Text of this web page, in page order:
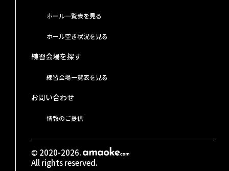
ホール一覧表を見る
ホール空き状況を見る
練習会場を探す
練習会場一覧表を見る
お問い合わせ
情報のご提供
© 2020-2026.
All rights reserved.